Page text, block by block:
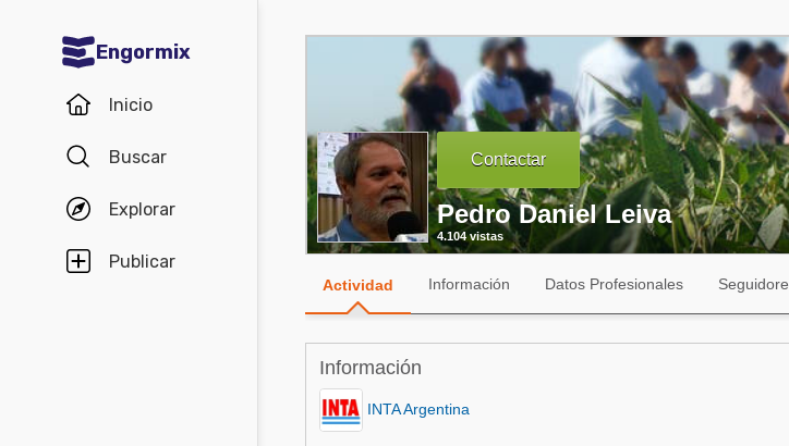
Engormix
Inicio
Buscar
Explorar
Publicar
Comunidades en español
Agricultura
Balanceados - Piensos
Avicultura
Ganadería
Porcicultura
Contactar
Pedro Daniel Leiva
4.104 vistas
Actividad Información Datos Profesionales
Información
INTA Argentina